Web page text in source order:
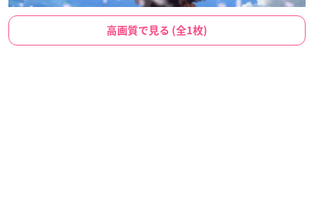
高画質で見る (全1枚)